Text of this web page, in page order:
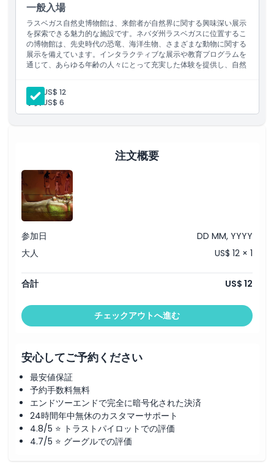
必見の観光スポットです。多彩な展示、教育プログラム、魅力的な
イベントは、地元の人々にも観光客にも理想的な目的地となってい
ます。博物館を訪れることで、自然や地球の豊かな歴史と生物多様
性を守ることの重要性への理解と感謝を深めることができます。
ラスベガス自然史博物館は、好奇心を刺激し、科学と自然への愛情
を育むことに尽力しています。初めて訪れる方でも常連の方でも、
このラスベガスの素晴らしい博物館では、常に新しくわくわくする
発見があります。
含まれるもの
子供／大人ポリシー
除外事項
営業時間
注意事項
場所
行き方
引換方法
一般入場
ラスベガス自然史博物館は、来館者が自然界に関する興味深い展示
を探索できる魅力的な施設です。ネバダ州ラスベガスに位置するこ
の博物館は、先史時代の恐竜、海洋生物、さまざまな動物に関する
展示を備えています。インタラクティブな展示や教育プログラムを
通じて、あらゆる年齢の人々にとって充実した体験を提供し、自然
大人: US$ 12
子供: US$ 6
注文概要
参加日
DD MM, YYYY
大人
US$ 12 × 1
合計 US$ 12
チェックアウトへ進む
安心してご予約ください
最安値保証
予約手数料無料
エンドツーエンドで完全に暗号化された決済
24時間年中無休のカスタマーサポート
4.8/5 ⭐ トラストパイロットでの評価
4.7/5 ⭐ グーグルでの評価